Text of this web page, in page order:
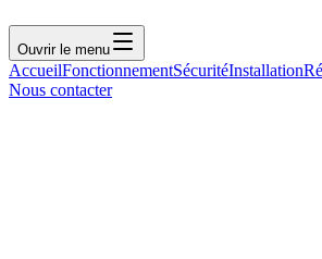
Ouvrir le menu
AccueilFonctionnementSécuritéInstallation
Nous contacter